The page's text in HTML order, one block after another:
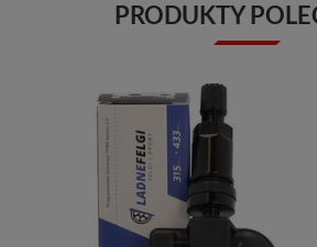
PRODUKTY